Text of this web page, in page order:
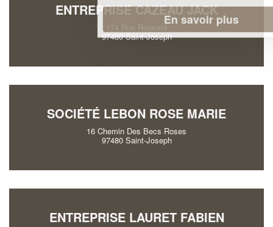
ENTREPRISE CAZEAU JACK
174 Rue Ronsard
97480 Saint-Joseph
SOCIÉTÉ LEBON ROSE MARIE
16 Chemin Des Becs Roses
97480 Saint-Joseph
ENTREPRISE LAURET FABIEN
En savoir plus